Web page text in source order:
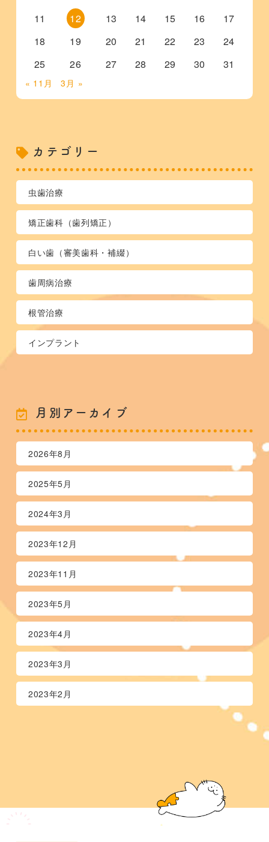
11
12 13 14 15 16
17
18
19 20 21 22 23
24
25
26 27 28 29 30 31
« 11月 3月 »
カテゴリー
虫歯治療
矯正歯科（歯列矯正）
白い歯（審美歯科・補綴）
歯周病治療
根管治療
インプラント
月別アーカイブ
2026年8月
2025年5月
2024年3月
2023年12月
2023年11月
2023年5月
2023年4月
2023年3月
2023年2月